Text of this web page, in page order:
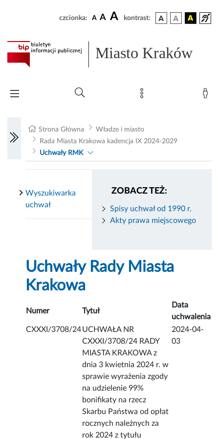
czcionka: A A A kontrast:
Miasto Kraków
Strona Główna
Władze i miasto
Rada Miasta Krakowa kadencja IX 2024-2029
Uchwały RMK
ZOBACZ TEŻ:
Spisy uchwał od 1990 r.
Akty prawa miejscowego
Wyszukiwarka
uchwał
Uchwały Rady Miasta
Krakowa
Numer Tytuł
Data
uchwalenia
CXXXI/3708/24UCHWAŁA NR
CXXXI/3708/24 RADY
MIASTA KRAKOWA z
dnia 3 kwietnia 2024 r. w
sprawie wyrażenia zgody
na udzielenie 99%
bonifikaty na rzecz
Skarbu Państwa od opłat
rocznych należnych za
rok 2024 z tytułu
2024-04-
03